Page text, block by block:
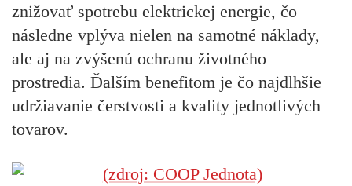
znižovať spotrebu elektrickej energie, čo
následne vplýva nielen na samotné náklady,
ale aj na zvýšenú ochranu životného
prostredia. Ďalším benefitom je čo najdlhšie
udržiavanie čerstvosti a kvality jednotlivých
tovarov.